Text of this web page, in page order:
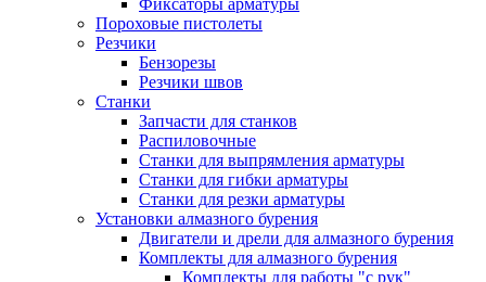
Фиксаторы арматуры
Пороховые пистолеты
Резчики
Бензорезы
Резчики швов
Станки
Запчасти для станков
Распиловочные
Станки для выпрямления арматуры
Станки для гибки арматуры
Станки для резки арматуры
Установки алмазного бурения
Двигатели и дрели для алмазного бурения
Комплекты для алмазного бурения
Комплекты для работы "с рук"